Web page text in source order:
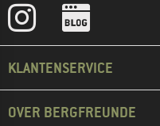
KLANTENSERVICE
OVER BERGFREUNDE